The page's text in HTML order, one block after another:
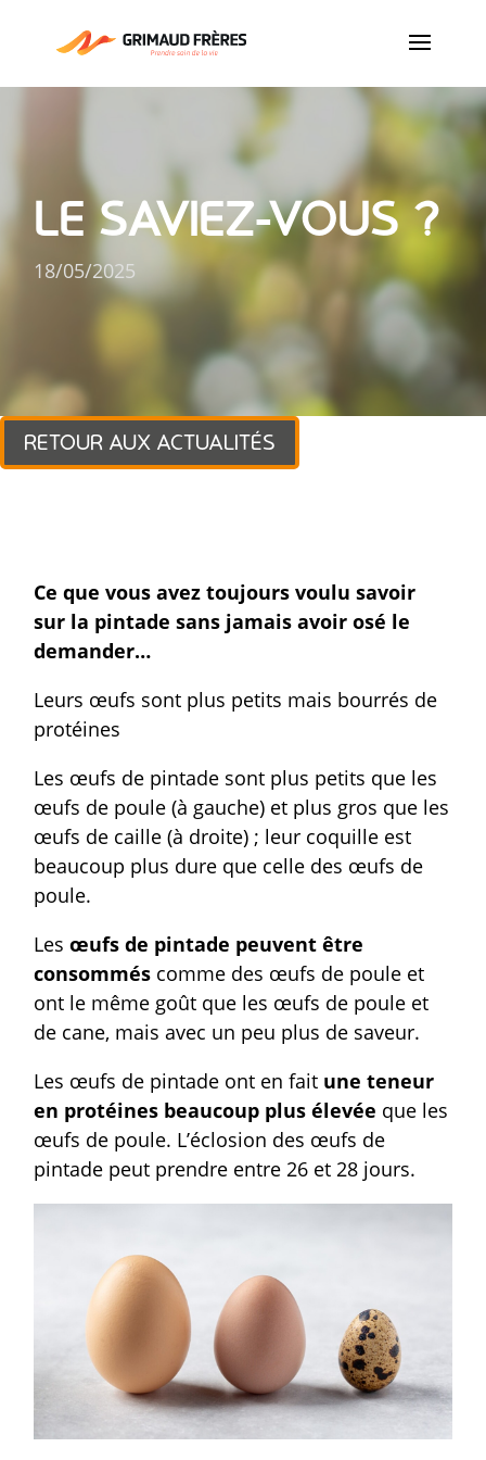
LE SAVIEZ-VOUS ?
18/05/2025
RETOUR AUX ACTUALITÉS
Ce que vous avez toujours voulu savoir
sur la pintade sans jamais avoir osé le
demander…
Leurs œufs sont plus petits mais bourrés de
protéines
Les œufs de pintade sont plus petits que les
œufs de poule (à gauche) et plus gros que les
œufs de caille (à droite) ; leur coquille est
beaucoup plus dure que celle des œufs de
poule.
Lesœufs de pintade peuvent être
consommés comme des œufs de poule et
ont le même goût que les œufs de poule et
de cane, mais avec un peu plus de saveur.
Les œufs de pintade ont en fait une teneur
en protéines beaucoup plus élevée que les
œufs de poule. L’éclosion des œufs de
pintade peut prendre entre 26 et 28 jours.